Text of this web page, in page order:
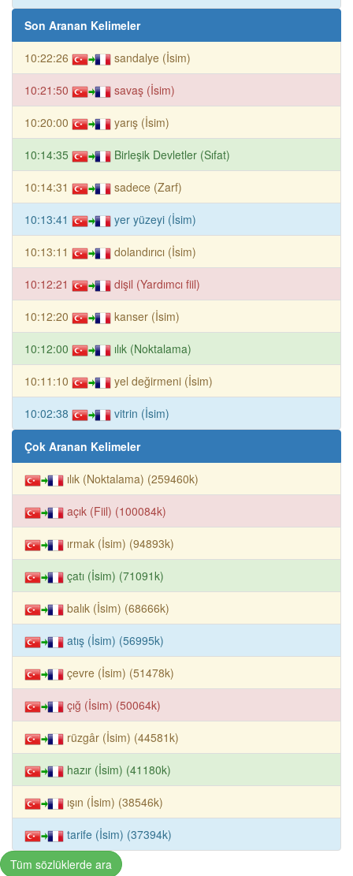
Son Aranan Kelimeler
10:22:26 sandalye (İsim)
10:21:50 savaş (İsim)
10:20:00 yarış (İsim)
10:14:35 Birleşik Devletler (Sıfat)
10:14:31 sadece (Zarf)
10:13:41 yer yüzeyi (İsim)
10:13:11 dolandırıcı (İsim)
10:12:21 dişil (Yardımcı fiil)
10:12:20 kanser (İsim)
10:12:00 ılık (Noktalama)
10:11:10 yel değirmeni (İsim)
10:02:38 vitrin (İsim)
Çok Aranan Kelimeler
ılık (Noktalama) (259460k)
açık (Fiil) (100084k)
ırmak (İsim) (94893k)
çatı (İsim) (71091k)
balık (İsim) (68666k)
atış (İsim) (56995k)
çevre (İsim) (51478k)
çığ (İsim) (50064k)
rüzgâr (İsim) (44581k)
hazır (İsim) (41180k)
ışın (İsim) (38546k)
tarife (İsim) (37394k)
Tüm sözlüklerde ara